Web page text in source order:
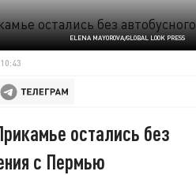
ELENA MAYOROVA/GLOBAL LOOK PRESS
остались без
с Пермью